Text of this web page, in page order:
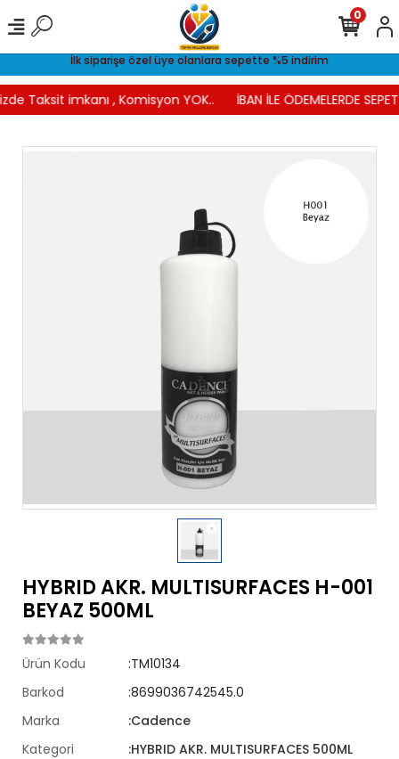
İlk siparişe özel üye olanlara sepette %5 indirim
Taksit imkanı , Komisyon YOK.. İBAN İLE ÖDEMELERDE
0
HYBRID AKR. MULTISURFACES H-001
BEYAZ 500ML
Ürün Kodu
:TM10134
Barkod
:8699036742545.0
Marka
:Cadence
Kategori
:HYBRID AKR. MULTISURFACES 500ML